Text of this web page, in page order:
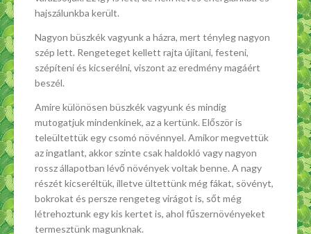
hajszálunkba került.
Nagyon büszkék vagyunk a házra, mert tényleg nagyon
szép lett. Rengeteget kellett rajta újítani, festeni,
szépíteni és kicserélni, viszont az eredmény magáért
beszél.
Amire különösen büszkék vagyunk és mindig
mutogatjuk mindenkinek, az a kertünk. Először is
teleültettük egy csomó növénnyel. Amikor megvettük
az ingatlant, akkor szinte csak haldokló vagy nagyon
rossz állapotban lévő növények voltak benne. A nagy
részét kicseréltük, illetve ültettünk még fákat, sövényt,
bokrokat és persze rengeteg virágot is, sőt még
létrehoztunk egy kis kertet is, ahol fűszernövényeket
termesztünk magunknak.